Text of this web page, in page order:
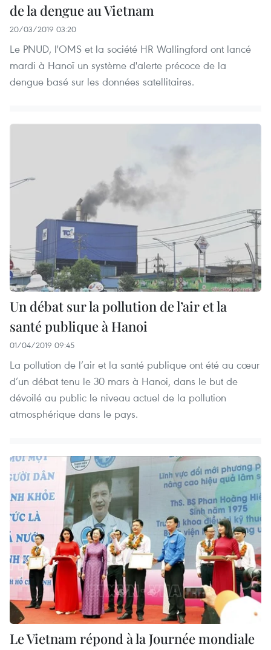
de la dengue au Vietnam
20/03/2019 03:20
Le PNUD, l'OMS et la société HR Wallingford ont lancé
mardi à Hanoï un système d'alerte précoce de la
dengue basé sur les données satellitaires.
Un débat sur la pollution de l’air et la
santé publique à Hanoi
01/04/2019 09:45
La pollution de l’air et la santé publique ont été au cœur
d’un débat tenu le 30 mars à Hanoi, dans le but de
dévoilé au public le niveau actuel de la pollution
atmosphérique dans le pays.
Le Vietnam répond à la Journée mondiale